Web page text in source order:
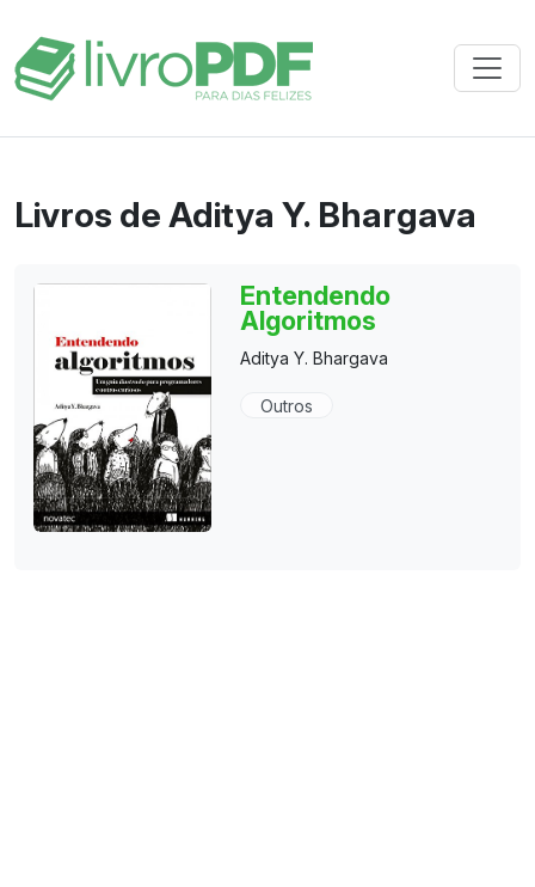
Livros de Aditya Y. Bhargava
Entendendo
Algoritmos
Aditya Y. Bhargava
Outros